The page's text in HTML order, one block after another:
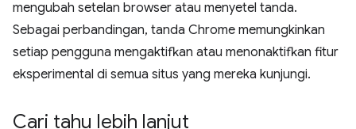
mengubah setelan browser atau menyetel tanda.
Sebagai perbandingan, tanda Chrome memungkinkan
setiap pengguna mengaktifkan atau menonaktifkan fitur
eksperimental di semua situs yang mereka kunjungi.
Cari tahu lebih lanjut